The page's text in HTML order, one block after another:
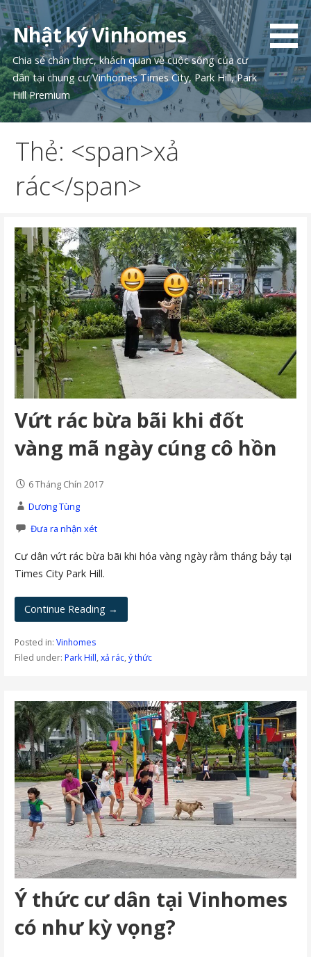
Chuyển
tới
phần
nội
dung
Nhật ký Vinhomes
Chia sẻ chân thực, khách quan về cuộc sống của cư
dân tại chung cư Vinhomes Times City, Park Hill, Park
Hill Premium
Thẻ: <span>xả
rác</span>
Vứt rác bừa bãi khi đốt
vàng mã ngày cúng cô hồn
6 Tháng Chín 2017
Dương Tùng
Đưa ra nhận xét
Cư dân vứt rác bừa bãi khi hóa vàng ngày rằm tháng bảy tại
Times City Park Hill.
Continue Reading →
Posted in: Vinhomes
Filed under: Park Hill, xả rác, ý thức
Ý thức cư dân tại Vinhomes
có như kỳ vọng?